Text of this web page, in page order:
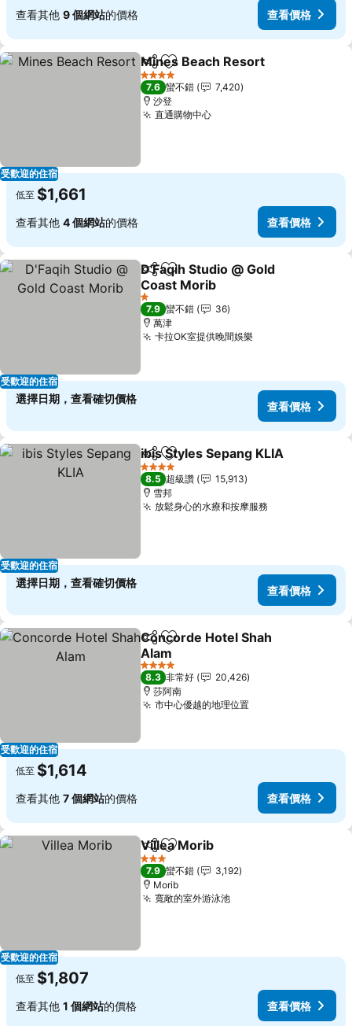
查看其他 9 個網站的價格 查看價格
受歡迎的住宿
分享 加入我的最愛
Mines Beach Resort
4 星級
7.6 蠻不錯
7,420
沙登
直通購物中心
低至 $1,661
查看其他 4 個網站的價格 查看價格
受歡迎的住宿
分享 加入我的最愛
D'Faqih Studio @ Gold
Coast Morib
1 星級
7.9 蠻不錯
36
萬津
卡拉OK室提供晚間娛樂
選擇日期，查看確切價格
查看價格
受歡迎的住宿
分享 加入我的最愛
ibis Styles Sepang KLIA
4 星級
8.5 超級讚
15,913
雪邦
放鬆身心的水療和按摩服務
選擇日期，查看確切價格
查看價格
受歡迎的住宿
分享 加入我的最愛
Concorde Hotel Shah
Alam
4 星級
8.3 非常好
20,426
莎阿南
市中心優越的地理位置
低至 $1,614
查看其他 7 個網站的價格 查看價格
受歡迎的住宿
分享 加入我的最愛
Villea Morib
3 星級
7.9 蠻不錯
3,192
Morib
寬敞的室外游泳池
低至 $1,807
查看其他 1 個網站的價格 查看價格